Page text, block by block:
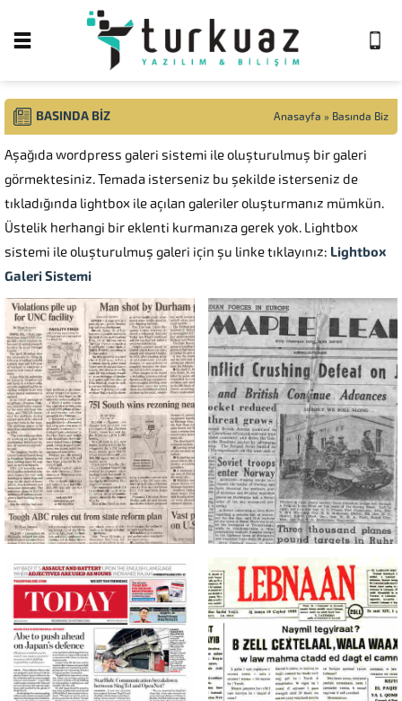
BASINDA BIZ Anasayfa » Basında Biz
Aşağıda wordpress galeri sistemi ile oluşturulmuş bir galeri
görmektesiniz. Temada isterseniz bu şekilde isterseniz de
tıkladığında lightbox ile açılan galeriler oluşturmanız mümkün.
Üstelik herhangi bir eklenti kurmanıza gerek yok. Lightbox
sistemi ile oluşturulmuş galeri için şu linke tıklayınız: Lightbox
Galeri Sistemi